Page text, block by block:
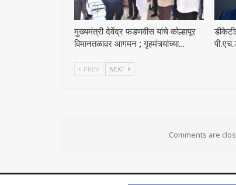
मुख्यमंत्री देवेंद्र फडणवीस यांचे कोल्हापूर
विमानतळावर आगमन ; गृहमंत्र्यांच्या…
PREV NEXT
Comments are